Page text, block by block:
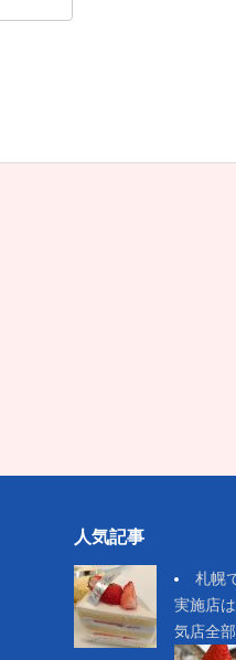
人気記事
札幌
実施店
気店全部